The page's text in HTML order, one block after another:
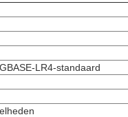
LR4-standaard